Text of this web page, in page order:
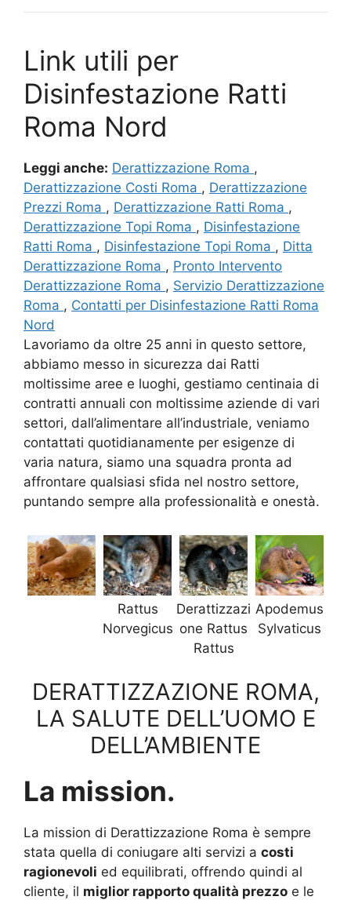
Link utili per
Disinfestazione Ratti
Roma Nord
Leggi anche: Derattizzazione Roma ,
Derattizzazione Costi Roma , Derattizzazione
Prezzi Roma , Derattizzazione Ratti Roma ,
Derattizzazione Topi Roma , Disinfestazione
Ratti Roma , Disinfestazione Topi Roma , Ditta
Derattizzazione Roma , Pronto Intervento
Derattizzazione Roma , Servizio Derattizzazione
Roma , Contatti per Disinfestazione Ratti Roma
Nord
Lavoriamo da oltre 25 anni in questo settore,
abbiamo messo in sicurezza dai Ratti
moltissime aree e luoghi, gestiamo centinaia di
contratti annuali con moltissime aziende di vari
settori, dall’alimentare all’industriale, veniamo
contattati quotidianamente per esigenze di
varia natura, siamo una squadra pronta ad
affrontare qualsiasi sfida nel nostro settore,
puntando sempre alla professionalità e onestà.
Rattus
Norvegicus
Derattizzazi
one Rattus
Rattus
Apodemus
Sylvaticus
DERATTIZZAZIONE ROMA,
LA SALUTE DELL’UOMO E
DELL’AMBIENTE
La mission.
La mission di Derattizzazione Roma è sempre
stata quella di coniugare alti servizi a costi
ragionevoli ed equilibrati, offrendo quindi al
cliente, il miglior rapporto qualità prezzo e le